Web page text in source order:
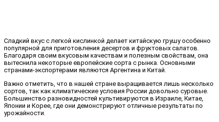
Сладкий вкус с легкой кислинкой делает китайскую грушу особенно
популярной для приготовления десертов и фруктовых салатов.
Благодаря своим вкусовым качествам и полезным свойствам, она
вытеснила некоторые европейские сорта с рынка. Основными
странами-экспортерами являются Аргентина и Китай.
Важно отметить, что в нашей стране выращивается лишь несколько
сортов, так как климатические условия России довольно суровые.
Большинство разновидностей культивируются в Израиле, Китае,
Японии и Корее, где они демонстрируют отличные результаты по
урожайности.